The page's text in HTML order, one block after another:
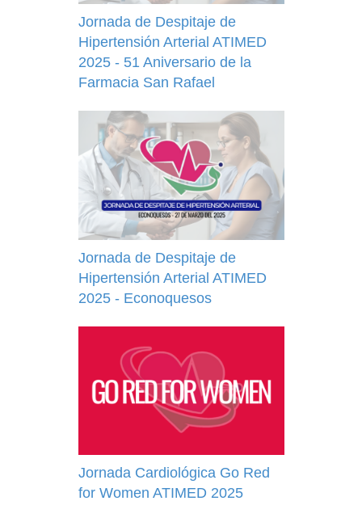
Jornada de Despitaje de
Hipertensión Arterial ATIMED
2025 - 51 Aniversario de la
Farmacia San Rafael
Jornada de Despitaje de
Hipertensión Arterial ATIMED
2025 - Econoquesos
Jornada Cardiológica Go Red
for Women ATIMED 2025